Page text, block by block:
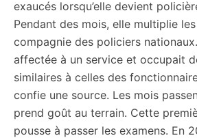
exaucés lorsqu’elle devient
Pendant des mois, elle multiplie
compagnie des policiers
affectée à un service et occupait
similaires à celles des
confie une source. Les mois
prend goût au terrain. Cette
pousse à passer les examens. En